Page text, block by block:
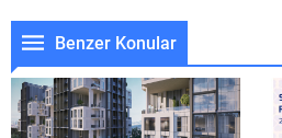
Benzer Konular